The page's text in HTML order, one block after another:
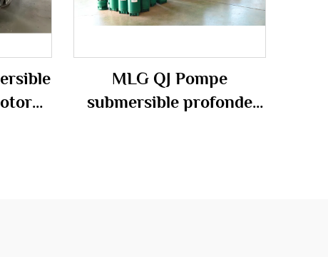
MLG QJ Pompe
submersible profonde